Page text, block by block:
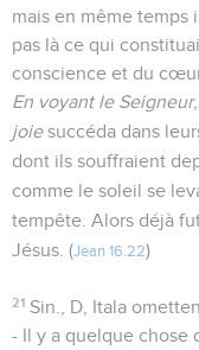
mais en même temps
pas là ce qui
conscience et du
En voyant le Seigneur
joiesuccéda dans
dont ils souffraient
comme le soleil se
tempête. Alors déjà
Jésus. (Jean 16.22)
21 Sin., D, Itala
- Il y a quelque chose